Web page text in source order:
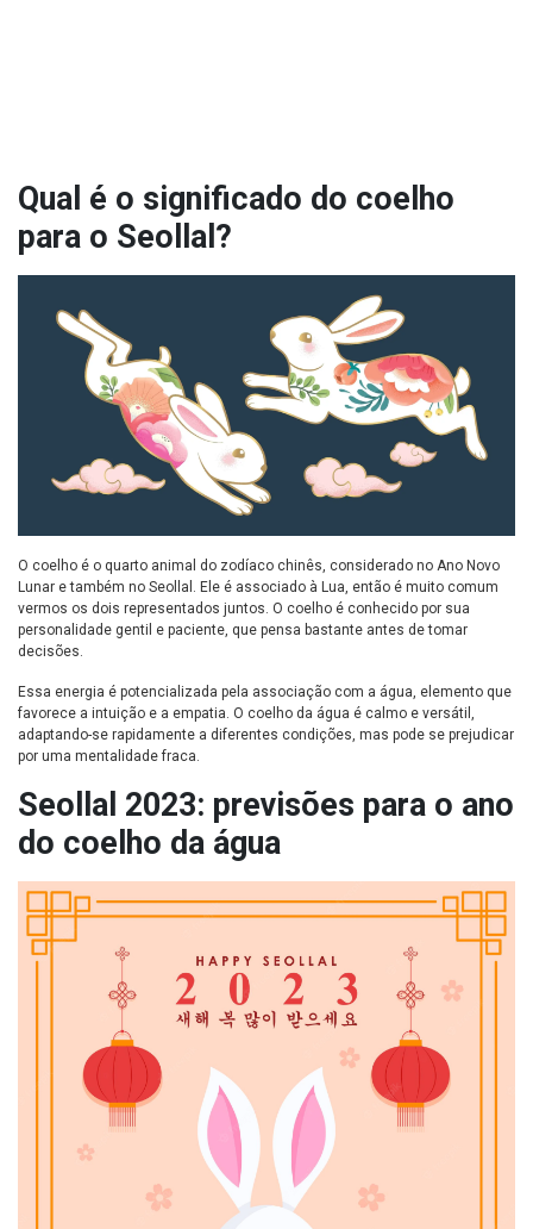
Qual é o significado do coelho
para o Seollal?
O coelho é o quarto animal do zodíaco chinês, considerado no Ano Novo
Lunar e também no Seollal. Ele é associado à Lua, então é muito comum
vermos os dois representados juntos. O coelho é conhecido por sua
personalidade gentil e paciente, que pensa bastante antes de tomar
decisões.
Essa energia é potencializada pela associação com a água, elemento que
favorece a intuição e a empatia. O coelho da água é calmo e versátil,
adaptando-se rapidamente a diferentes condições, mas pode se prejudicar
por uma mentalidade fraca.
Seollal 2023: previsões para o ano
do coelho da água